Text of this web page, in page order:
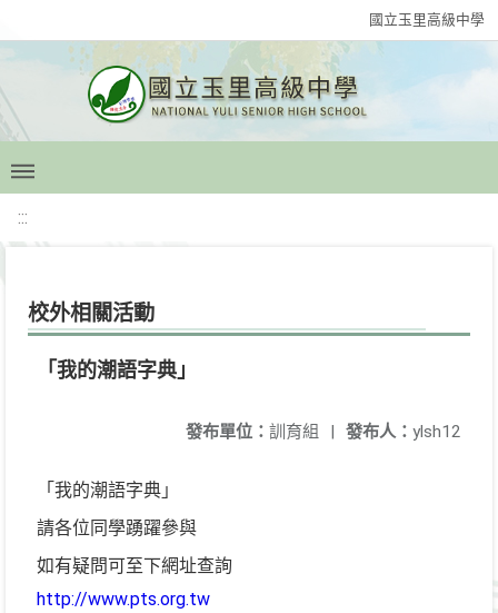
國立玉里高級中學
:::
校外相關活動
「我的潮語字典」
發布人： ylsh12
發布單位： 訓育組 |
「我的潮語字典」
請各位同學踴躍參與
如有疑問可至下網址查詢
http://www.pts.org.tw